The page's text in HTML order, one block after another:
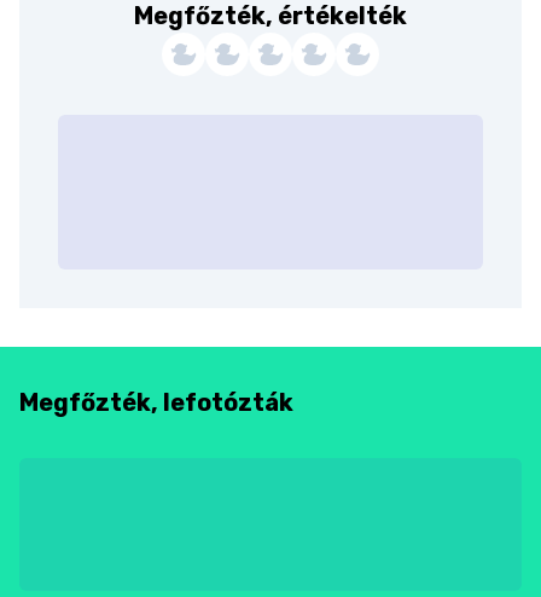
Megfőzték, értékelték
Megfőzték, lefotózták